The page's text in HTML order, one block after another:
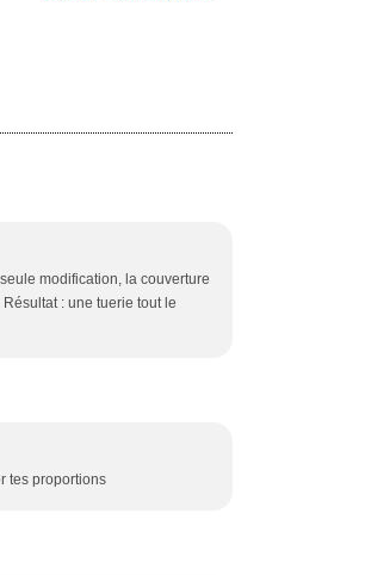
modification, la couverture
: une tuerie tout le
tes proportions